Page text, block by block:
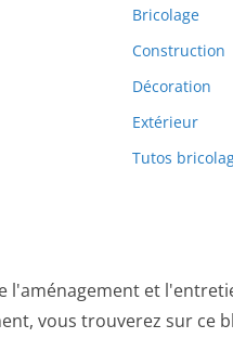
Bricolage
Construction
Décoration
Extérieur
Tutos
l'aménagement et
vous trouverez sur ce